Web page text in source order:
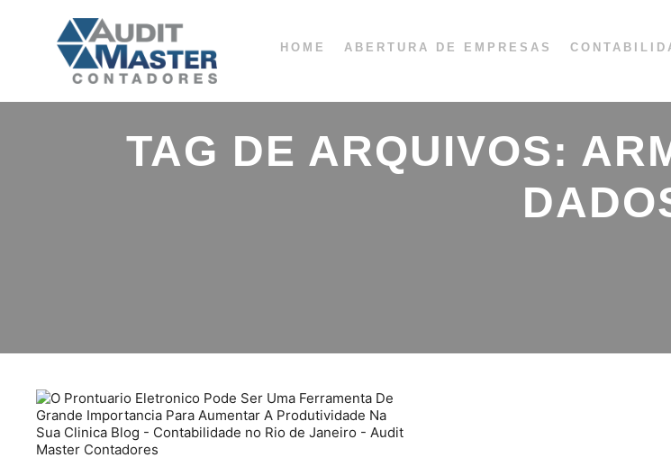
HOME ABERTURA DE EMPRESAS
TAG DE ARQUIVOS: